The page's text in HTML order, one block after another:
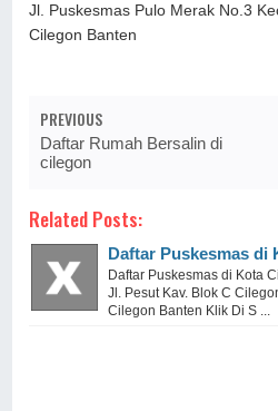
Jl. Puskesmas Pulo Merak No.3
Cilegon Banten
PREVIOUS
Daftar Rumah Bersalin di
cilegon
Related Posts:
Daftar Puskesmas di
Daftar Puskesmas di Kota
Jl. Pesut Kav. Blok C
Cilegon Banten Klik Di S ...